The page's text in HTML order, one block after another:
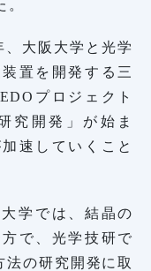
大阪大学と光学
置を開発する三
プロジェクト
究開発」が始ま
速していくこと
学では、結晶の
で、光学技研で
の研究開発に取